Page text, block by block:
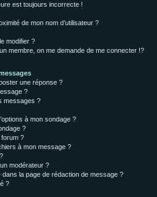
est toujours incorrecte !
de mon nom d’utilisateur ?
modifier ?
membre, on me demande de me connecter !?
une réponse ?
?
messages ?
à mon sondage ?
?
?
à mon message ?
modérateur ?
la page de rédaction de message ?
?